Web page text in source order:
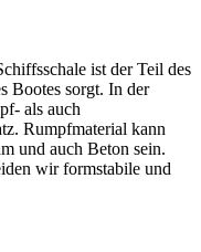
ist der Teil des
Bootes sorgt. In der
als auch
Rumpfmaterial kann
und auch Beton sein.
wir formstabile und